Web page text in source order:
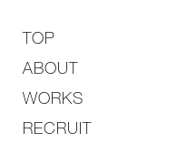
TOP
ABOUT
WORKS
RECRUIT